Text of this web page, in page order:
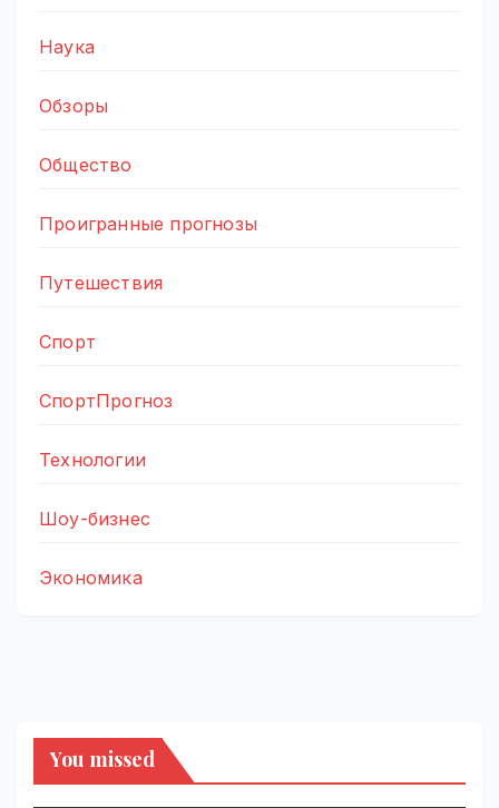
Наука
Обзоры
Общество
Проигранные прогнозы
Путешествия
Спорт
СпортПрогноз
Технологии
Шоу-бизнес
Экономика
You missed